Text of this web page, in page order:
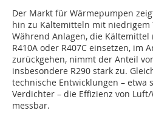
Der Markt für Wärmepumpen
hin zu Kältemitteln mit niedrigem
Während Anlagen, die Kältemittel
R410A oder R407C einsetzen, im
zurückgehen, nimmt der Anteil
insbesondere R290 stark zu.
technische Entwicklungen – etwa
Verdichter – die Effizienz von
messbar.